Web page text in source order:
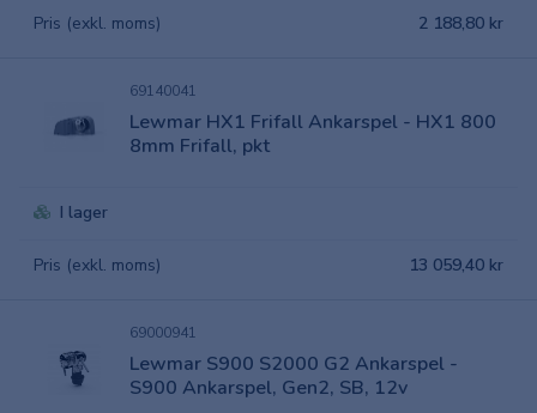
Pris (exkl. moms) 2 188,80 kr
69140041
Lewmar HX1 Frifall Ankarspel - HX1 800
8mm Frifall, pkt
I lager
Pris (exkl. moms) 13 059,40 kr
69000941
Lewmar S900 S2000 G2 Ankarspel -
S900 Ankarspel, Gen2, SB, 12v